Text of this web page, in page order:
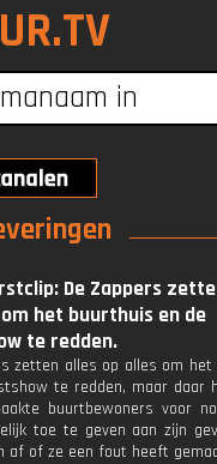
De Zappers
het buurthuis en de
te redden.
zetten alles op alles om
te redden, maar daar
buurtbewoners voor
toe te geven aan zijn
af of ze een fout heeft